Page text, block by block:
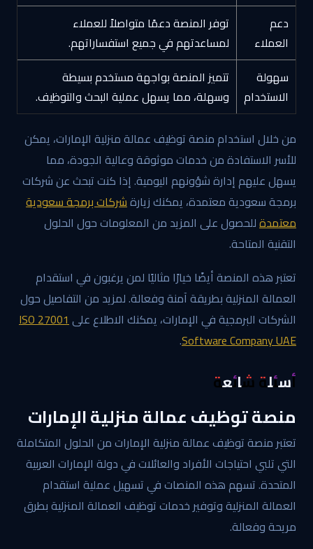
دعم
العملاء
توفر المنصة دعمًا متواصلاً للعملاء
لمساعدتهم في جميع استفساراتهم.
سهولة
الاستخدام
تتميز المنصة بواجهة مستخدم بسيطة
وسهلة، مما يسهل عملية البحث والتوظيف.
من خلال استخدام منصة توظيف عمالة منزلية الإمارات، يمكن
للأسر الاستفادة من خدمات موثوقة وعالية الجودة، مما
يسهل عليهم إدارة شؤونهم اليومية. إذا كنت تبحث عن شركات
برمجة سعودية معتمدة، يمكنك زيارةشركات برمجة سعودية
معتمدةللحصول على المزيد من المعلومات حول الحلول
التقنية المتاحة.
تعتبر هذه المنصة أيضًا خيارًا مثاليًا لمن يرغبون في استقدام
العمالة المنزلية بطريقة آمنة وفعالة. لمزيد من التفاصيل حول
الشركات البرمجية في الإمارات، يمكنك الاطلاع علىISO 27001
Software Company UAE
.
أسئلة شائعة
منصة توظيف عمالة منزلية الإمارات
تعتبر منصة توظيف عمالة منزلية الإمارات من الحلول المتكاملة
التي تلبي احتياجات الأفراد والعائلات في دولة الإمارات العربية
المتحدة. تسهم هذه المنصات في تسهيل عملية استقدام
العمالة المنزلية وتوفير خدمات توظيف العمالة المنزلية بطرق
مريحة وفعالة.